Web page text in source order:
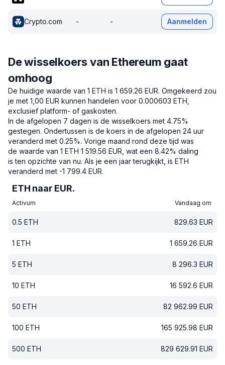
Crypto.com - - Aanmelden
De wisselkoers van Ethereum gaat
omhoog
De huidige waarde van 1 ETH is 1 659.26 EUR. Omgekeerd zou
je met 1,00 EUR kunnen handelen voor 0.000603 ETH,
exclusief platform- of gaskosten.
In de afgelopen 7 dagen is de wisselkoers met 4.75%
gestegen. Ondertussen is de koers in de afgelopen 24 uur
veranderd met 0.25%. Vorige maand rond deze tijd was
de waarde van 1 ETH 1 519.56 EUR, wat een 8.42% daling
is ten opzichte van nu. Als je een jaar terugkijkt, is ETH
veranderd met -1 799.4 EUR.
ETH naar EUR.
Activum Vandaag om
0.5 ETH 829.63 EUR
1 ETH 1 659.26 EUR
5 ETH 8 296.3 EUR
10 ETH 16 592.6 EUR
50 ETH 82 962.99 EUR
100 ETH 165 925.98 EUR
500 ETH 829 629.91 EUR